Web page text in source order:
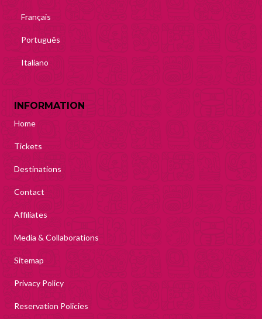
Français
Português
Italiano
INFORMATION
Home
Tickets
Destinations
Contact
Affiliates
Media & Collaborations
Sitemap
Privacy Policy
Reservation Policies